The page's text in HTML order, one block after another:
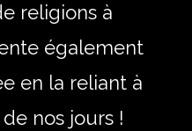
religions à
également
en la reliant à
nos jours !